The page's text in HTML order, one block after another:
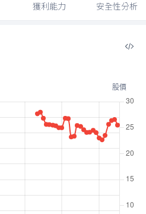
獲利能力 安全性分析